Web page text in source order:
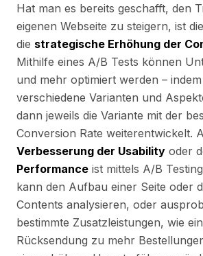
Hat man es bereits geschafft, den
eigenen Webseite zu steigern, ist
die strategische Erhöhung der
Mithilfe eines A/B Tests können
und mehr optimiert werden –
verschiedene Varianten und
dann jeweils die Variante mit der
Conversion Rate weiterentwickelt.
Verbesserung der Usability oder
Performance ist mittels A/B
kann den Aufbau einer Seite oder
Contents analysieren, oder
bestimmte Zusatzleistungen, wie
Rücksendung zu mehr